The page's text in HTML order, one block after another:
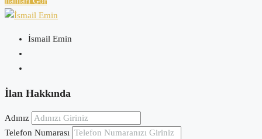
İsmail Emin
İlan Hakkında
Adınız
Telefon Numarası